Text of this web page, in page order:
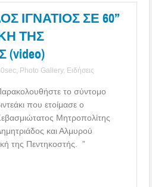
ΙΓΝΑΤΙΟΣ ΣΕ 60’’
ΤΗΣ
Photo Gallery, Ειδήσεις
το σύντομο
που ετοίμασε ο
Μητροπολίτης
και Αλμυρού
της Πεντηκοστής. ”